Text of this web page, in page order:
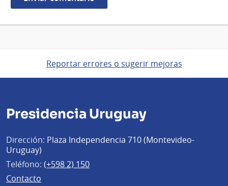
Reportar errores o sugerir mejoras
Presidencia Uruguay
Dirección: Plaza Independencia 710 (Montevideo-
Uruguay)
Teléfono: (+598 2) 150
Contacto